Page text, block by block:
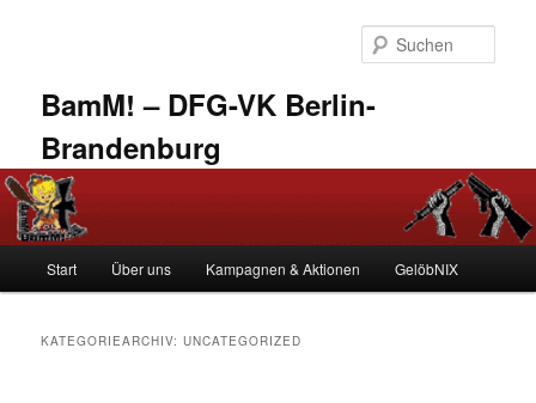
BamM! – DFG-VK Berlin-
Brandenburg
Start Über uns Kampagnen & Aktionen GelöbNIX
KATEGORIEARCHIV:UNCATEGORIZED